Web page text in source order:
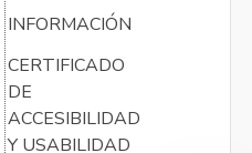
INFORMACIÓN
CERTIFICADO
DE
ACCESIBILIDAD
Y USABILIDAD